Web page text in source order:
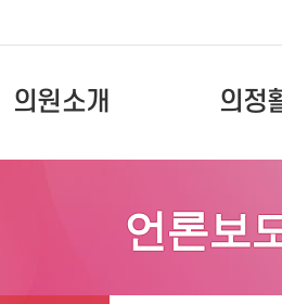
의원소개 의정
언론보